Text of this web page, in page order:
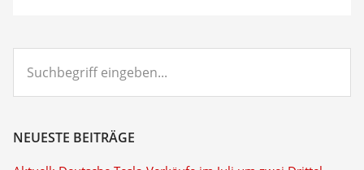
eingeben...
NEUESTE BEITRÄGE